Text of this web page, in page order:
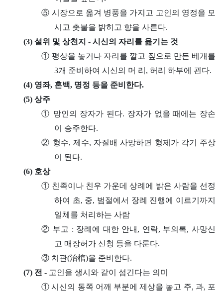
⑤ 시장으로 옮겨 병풍을 가지고 고인의 영정을 모
시고 촛불을 밝히고 향을 사른다.
(3) 설위 및 상천지 - 시신의 자리를 옮기는 것
① 평상을 놓거나 자리를 깔고 짚으로 만든 베개를
3개 준비하여 시신의 머 리, 허리 하부에 괸다.
(4) 영좌, 혼백, 명정 등을 준비한다.
(5) 상주
① 망인의 장자가 된다. 장자가 없을 때에는 장손
이 승주한다.
② 형수, 제수, 자질배 사망하면 형제가 각기 주상
이 된다.
(6) 호상
① 친족이나 친우 가운데 상례에 밝은 사람을 선정
하여 초, 중, 범절에서 장례 진행에 이르기까지
일체를 처리하는 사람
② 부고 : 장례에 대한 안내, 연락, 부의록, 사망신
고 매장허가 신청 등을 다룬다.
③ 치관(治棺)을 준비한다.
(7) 전 - 고인을 생시와 같이 섬긴다는 의미
① 시신의 동쪽 어깨 부분에 제상을 놓고 주, 과, 포